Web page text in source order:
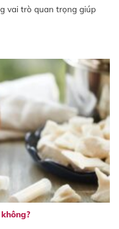
vai trò quan trọng giúp